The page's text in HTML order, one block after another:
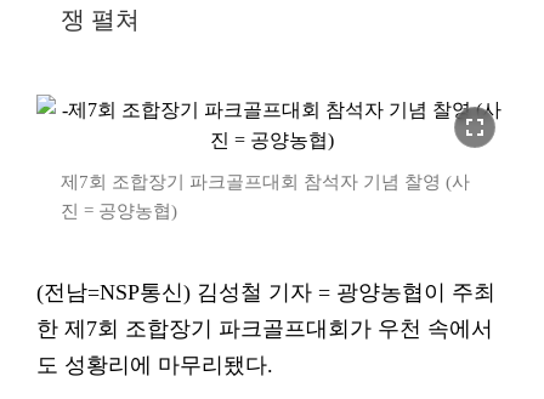
쟁 펼쳐
fullscreen
제7회 조합장기 파크골프대회 참석자 기념 찰영 (사
진 = 공양농협)
(전남=NSP통신) 김성철 기자 = 광양농협이 주최
한 제7회 조합장기 파크골프대회가 우천 속에서
도 성황리에 마무리됐다.